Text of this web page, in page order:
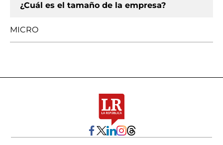
¿Cuál es el tamaño de la empresa?
MICRO